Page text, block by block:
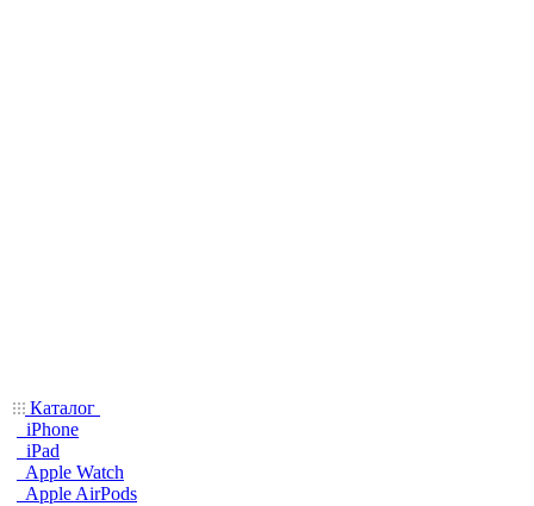
Каталог
iPhone
iPad
Apple Watch
Apple AirPods